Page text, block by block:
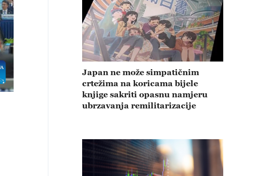
Japan ne može simpatičnim
crtežima na koricama bijele
knjige sakriti opasnu namjeru
ubrzavanja remilitarizacije